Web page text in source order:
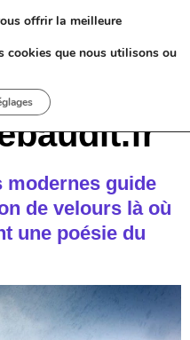
:
modernes guide
de velours là où
une poésie du
offrir la meilleure
cookies que nous utilisons ou